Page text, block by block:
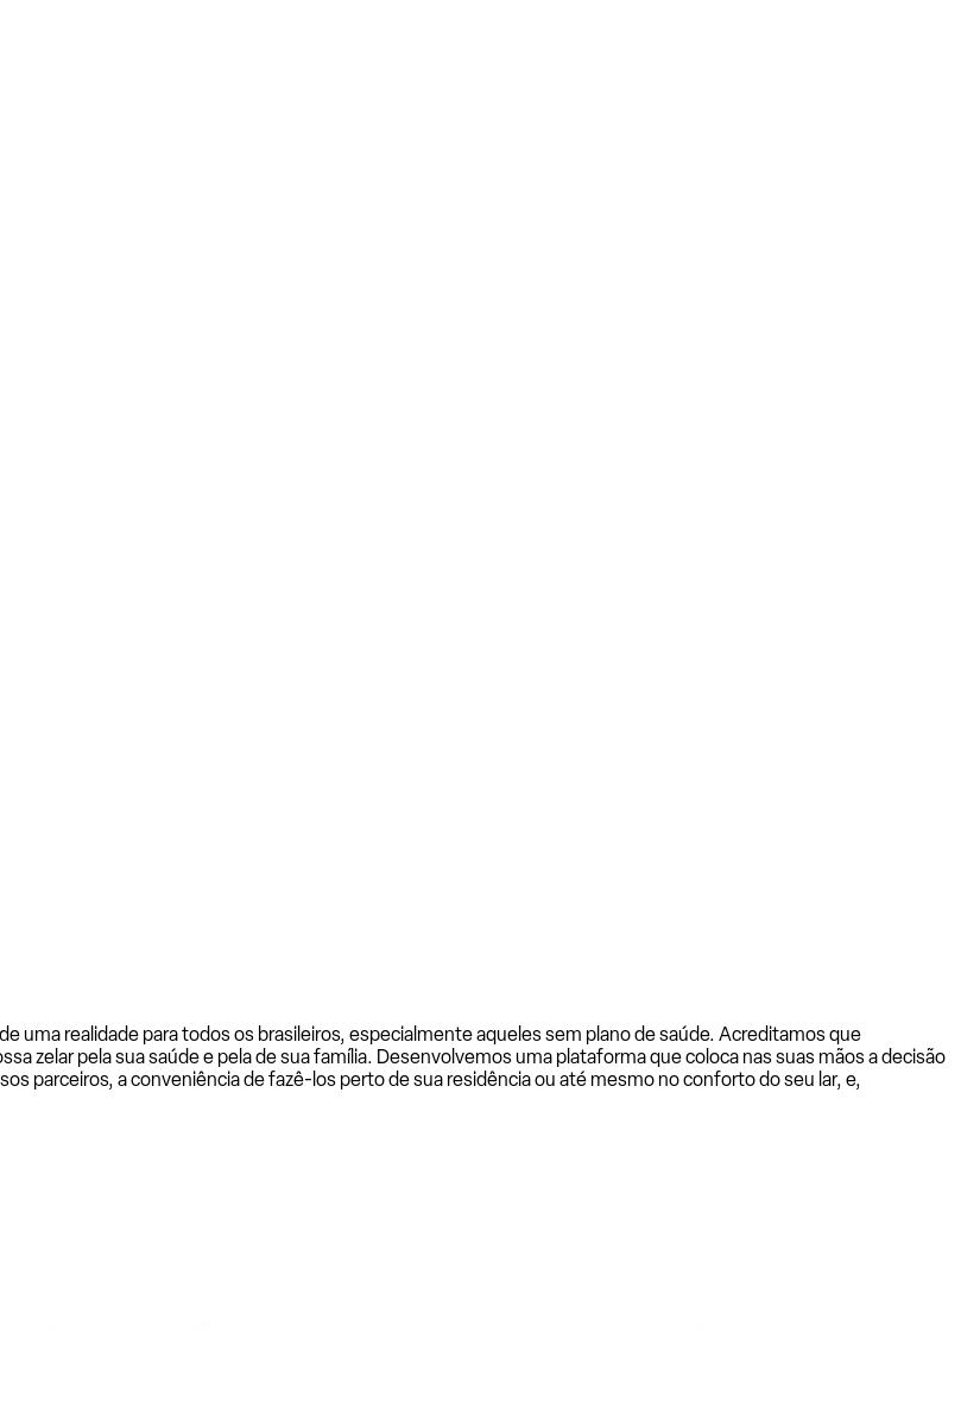
uma realidade para todos os brasileiros, especialmente aqueles sem plano de saúde. Acreditamos que
zelar pela sua saúde e pela de sua família. Desenvolvemos uma plataforma que coloca nas suas mãos a decisão
parceiros, a conveniência de fazê-los perto de sua residência ou até mesmo no conforto do seu lar, e,